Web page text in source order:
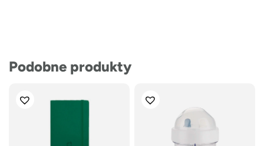
Podobne produkty